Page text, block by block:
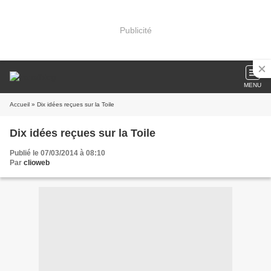
Publicité
MENU
Accueil » Dix idées reçues sur la Toile
Dix idées reçues sur la Toile
Publié le 07/03/2014 à 08:10
Par clioweb